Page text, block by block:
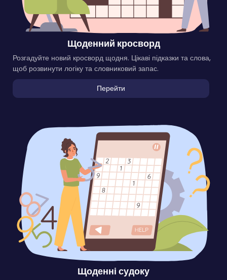
Щоденний кросворд
Розгадуйте новий кросворд щодня. Цікаві підказки та слова,
щоб розвинути логіку та словниковий запас.
Перейти
Щоденні судоку